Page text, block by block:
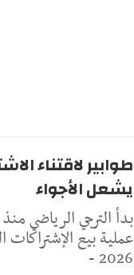
طوابير لاقتناء
يشعل الأجواء
بدأ الترجي الرياضي
عملية بيع
2026 -